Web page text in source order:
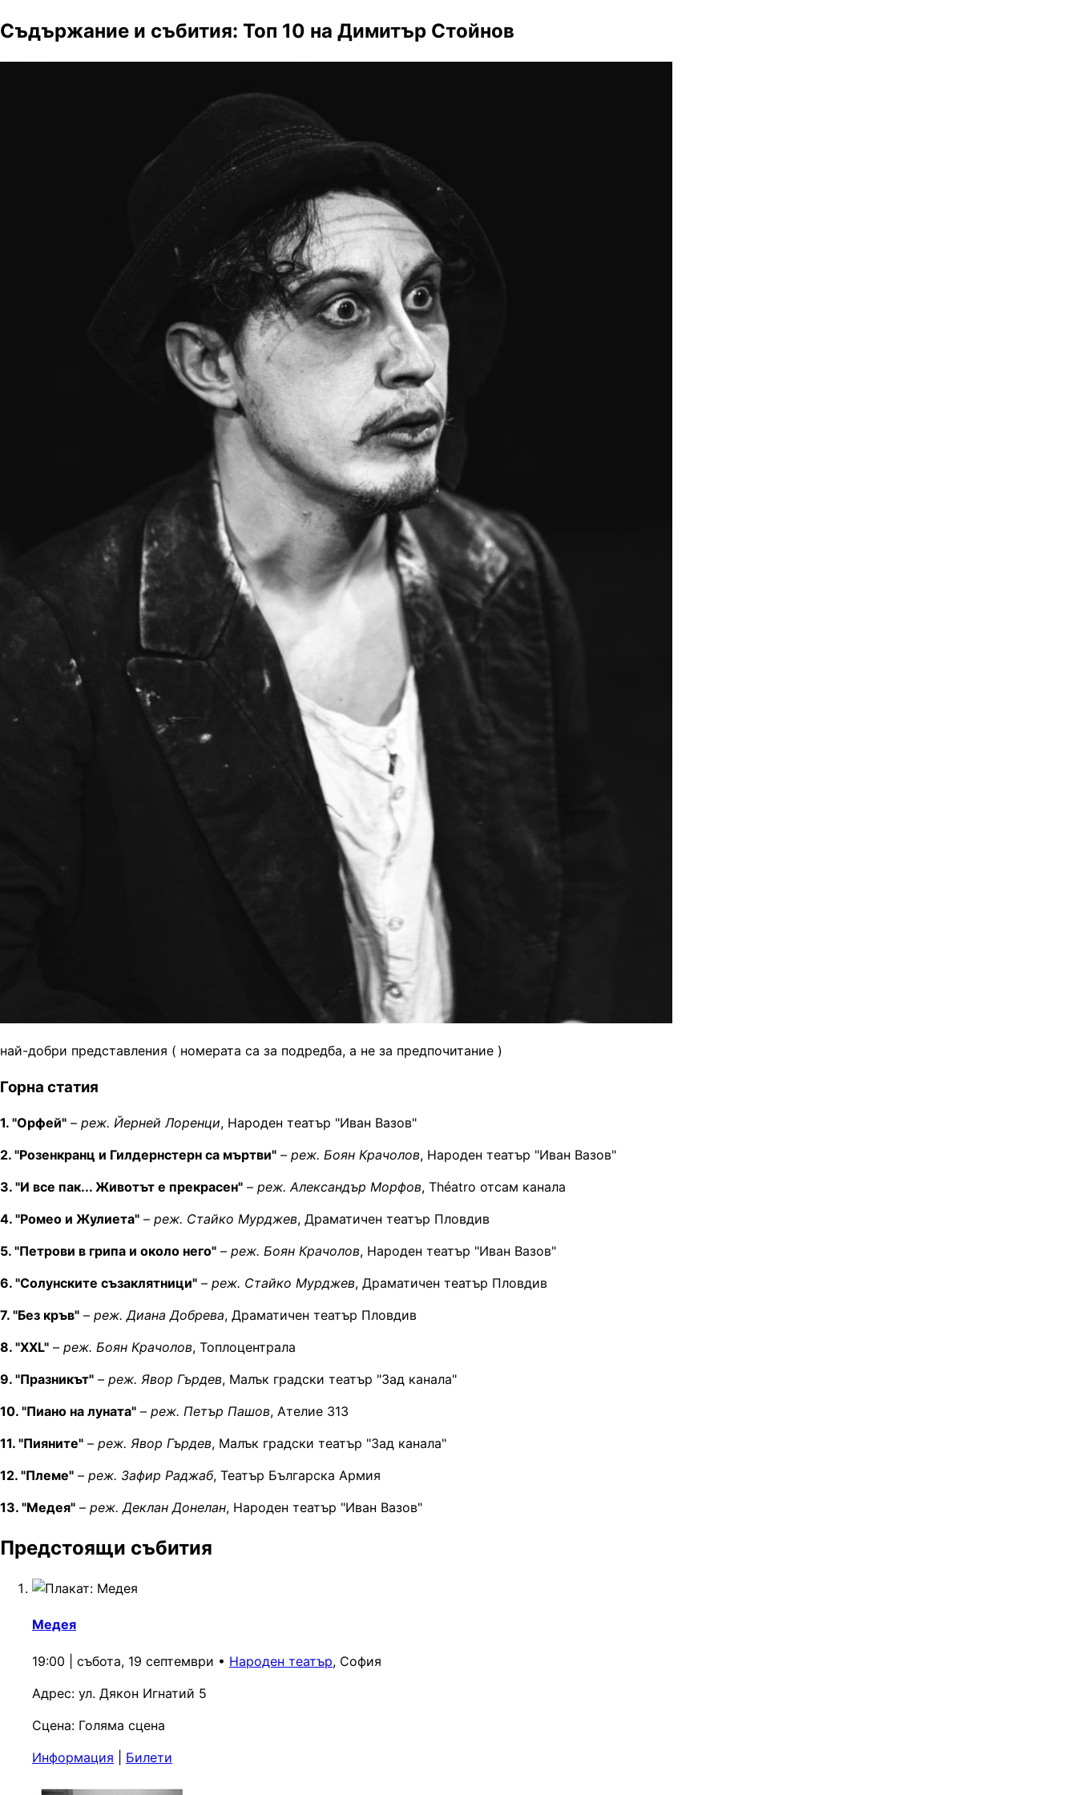
Съдържание и събития: Топ 10 на Димитър Стойнов
най-добри представления ( номерата са за подредба, а не за предпочитание )
Горна статия
1. "Орфей" – реж. Йерней Лоренци, Народен театър "Иван Вазов"
2. "Розенкранц и Гилдернстерн са мъртви" – реж. Боян Крачолов, Народен театър "Иван Вазов"
3. "И все пак... Животът е прекрасен" – реж. Александър Морфов, Théatro отсам канала
4. "Ромео и Жулиета" – реж. Стайко Мурджев, Драматичен театър Пловдив
5. "Петрови в грипа и около него" – реж. Боян Крачолов, Народен театър "Иван Вазов"
6. "Солунските съзаклятници" – реж. Стайко Мурджев, Драматичен театър Пловдив
7. "Без кръв" – реж. Диана Добрева, Драматичен театър Пловдив
8. "XXL" – реж. Боян Крачолов, Топлоцентрала
9. "Празникът" – реж. Явор Гърдев, Малък градски театър "Зад канала"
10. "Пиано на луната" – реж. Петър Пашов, Ателие 313
11. "Пияните" – реж. Явор Гърдев, Малък градски театър "Зад канала"
12. "Племе" – реж. Зафир Раджаб, Театър Българска Армия
13. "Медея" – реж. Деклан Донелан, Народен театър "Иван Вазов"
Предстоящи събития
Медея
19:00 | събота, 19 септември • Народен театър, София
Адрес: ул. Дякон Игнатий 5
Сцена: Голяма сцена
Информация
Билети